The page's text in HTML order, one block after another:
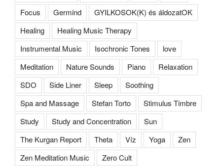
Focus
Germind
GYILKOSOK(K) és áldozatOK
Healing
Healing Music Therapy
Instrumental Music
Isochronic Tones
love
Meditation
Nature Sounds Piano
Relaxation
SDO
Side Liner Sleep
Soothing
Spa and Massage
Stefan Torto
Stimulus Timbre
Study
Study and Concentration
Sun
The Kurgan Report
Theta Víz Yoga
Zen
Zen Meditation Music
Zero Cult